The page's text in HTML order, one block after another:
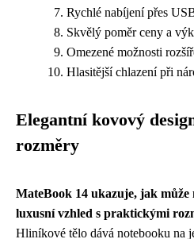
Rychlé nabíjení přes
Skvělý poměr ceny a
Omezené možnosti
Hlasitější chlazení při
Elegantní kovový
rozměry
MateBook 14 ukazuje, jak
luxusní vzhled s praktickými
Hliníkové tělo dává notebooku na